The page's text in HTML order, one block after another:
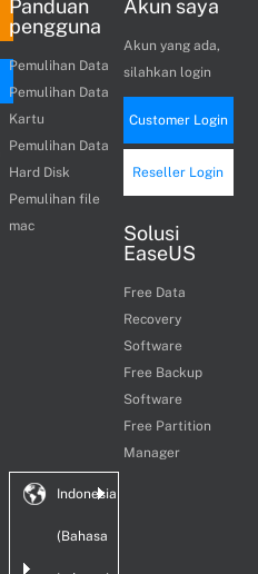
Panduan
pengguna
Pemulihan Data
Pemulihan Data
Kartu
Pemulihan Data
Hard Disk
Pemulihan file
mac
Akun saya
Akun yang ada,
silahkan login
Customer Login
Reseller Login
Solusi
EaseUS
Free Data
Recovery
Software
Free Backup
Software
Free Partition
Manager
Indonesia
(Bahasa